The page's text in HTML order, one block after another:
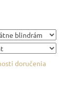
doručenia